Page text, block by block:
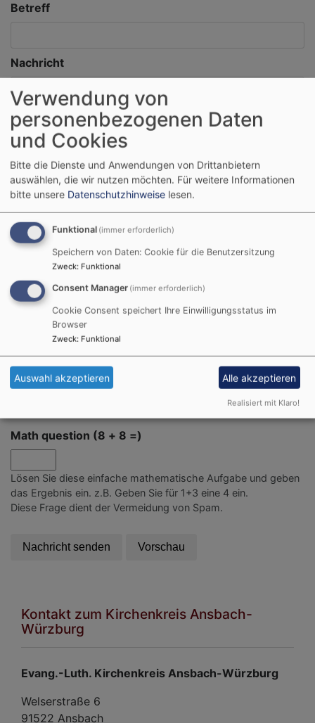
Betreff
Nachricht
Bitte geben Sie in Ihrer Nachricht keine Links oder
Internetadressen an.
Einwilligung
Sie erklären sich damit einverstanden, dass Ihre Daten zur
Bearbeitung Ihres Anliegens verwendet werden. Weitere
Informationen und Widerrufshinweise finden Sie in der
Datenschutzerklärung
Math question (8 + 8 =)
Lösen Sie diese einfache mathematische Aufgabe und geben
das Ergebnis ein. z.B. Geben Sie für 1+3 eine 4 ein.
Diese Frage dient der Vermeidung von Spam.
Kontakt zum Kirchenkreis Ansbach-
Würzburg
Evang.-Luth. Kirchenkreis Ansbach-Würzburg
Welserstraße 6
91522 Ansbach
Verwendung von
personenbezogenen Daten
und Cookies
Bitte die Dienste und Anwendungen von Drittanbietern
auswählen, die wir nutzen möchten. Für weitere Informationen
bitte unsere Datenschutzhinweise lesen.
Funktional (immer erforderlich)
Speichern von Daten: Cookie für die Benutzersitzung
Zweck: Funktional
Consent Manager (immer erforderlich)
Cookie Consent speichert Ihre Einwilligungsstatus im
Browser
Zweck: Funktional
Auswahl akzeptieren Alle akzeptieren
Realisiert mit Klaro!